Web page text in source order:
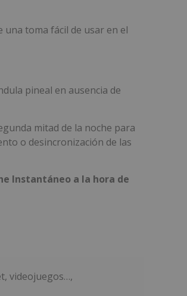
una toma fácil de usar en el
pineal en ausencia de
mitad de la noche para
o desincronización de las
Instantáneo a la hora de
videojuegos…,